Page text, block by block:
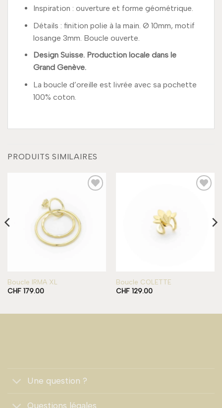
Inspiration : ouverture et forme géométrique.
Détails : finition polie à la main. Ø 10mm, motif
losange 3mm. Boucle ouverte.
Design Suisse. Production locale dans le
Grand Genève.
La boucle d’oreille est livrée avec sa pochette
100% coton.
PRODUITS SIMILAIRES
Boucle IRMA XL
CHF179.00
Boucle COLETTE
CHF129.00
Une question ?
Questions légales